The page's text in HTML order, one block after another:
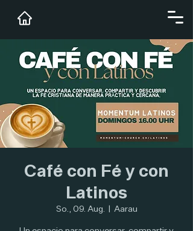
Café con Fé y con
Latinos
So., 09. Aug.
  |
Aarau